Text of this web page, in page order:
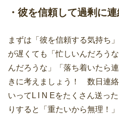
・彼を信頼して過剰に
まずは「彼を信頼する気持ち
が遅くても「忙しいんだろう
んだろうな」「落ち着いたら
きに考えましょう！ 数日連
いってL I N Eをたくさん送っ
りすると「重たいから無理！